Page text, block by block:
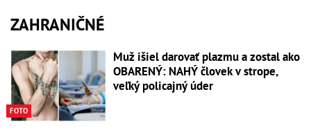
ZAHRANIČNÉ
FOTO
Muž išiel darovať plazmu a zostal ako
OBARENÝ: NAHÝ človek v strope,
veľký policajný úder